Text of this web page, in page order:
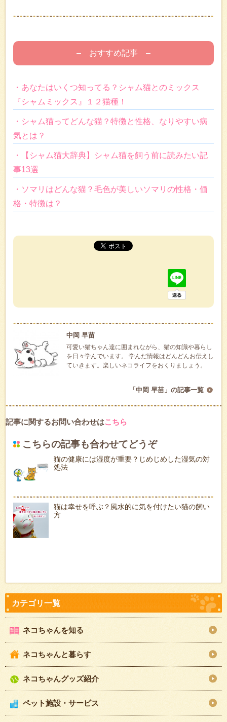
– おすすめ記事 –
・あなたはいくつ知ってる？シャム猫とのミックス
『シャムミックス』１２猫種！
・シャム猫ってどんな猫？特徴と性格、なりやすい病
気とは？
・【シャム猫大辞典】シャム猫を飼う前に読みたい記
事13選
・ソマリはどんな猫？毛色が美しいソマリの性格・価
格・特徴は？
中岡 早苗
可愛い猫ちゃん達に囲まれながら、猫の知識や暮らし
を日々学んでいます。 学んだ情報はどんどんお伝えし
ていきます。楽しいネコライフをおくりましょう。
「中岡 早苗」の記事一覧
記事に関するお問い合わせはこちら
こちらの記事も合わせてどうぞ
猫の健康には湿度が重要？じめじめした湿気の対
処法
猫は幸せを呼ぶ？風水的に気を付けたい猫の飼い
方
ネコちゃんを知る
ネコちゃんと暮らす
ネコちゃんグッズ紹介
ペット施設・サービス